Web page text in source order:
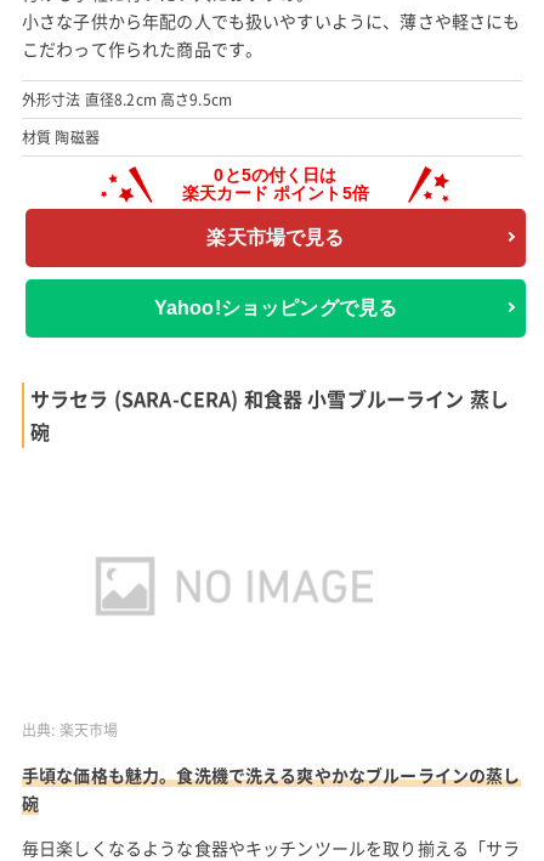
小さな子供から年配の人でも扱いやすいように、薄さや軽さにも
こだわって作られた商品です。
外形寸法 直径8.2cm 高さ9.5cm
材質 陶磁器
楽天市場で見る
Yahoo!ショッピングで見る
サラセラ (SARA-CERA) 和食器 小雪ブルーライン 蒸し
碗
出典: 楽天市場
手頃な価格も魅力。食洗機で洗える爽やかなブルーラインの蒸し
碗
毎日楽しくなるような食器やキッチンツールを取り揃える「サラ